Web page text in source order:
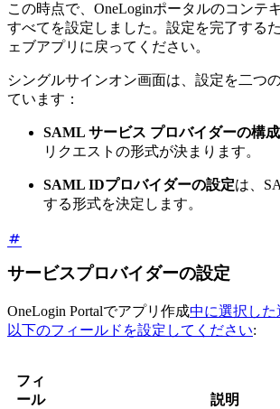
この時点で、OneLoginポータルのコンテ
すべてを設定しました。設定を完了する
ェブアプリに戻ってください。
シングルサインオン画面は、設定を二つ
ています：
SAML サービス プロバイダーの構成
リクエストの形式が決まります。
SAML IDプロバイダーの設定は、
する形式を決定します。
サービスプロバイダーの設定
OneLogin Portalでアプリ作成中に選択した
以下のフィールドを設定してください:
フィ
ール
説明